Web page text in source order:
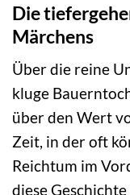
Die
Märchens
Über die reine
kluge
über den Wert
Zeit, in der oft
Reichtum im
diese